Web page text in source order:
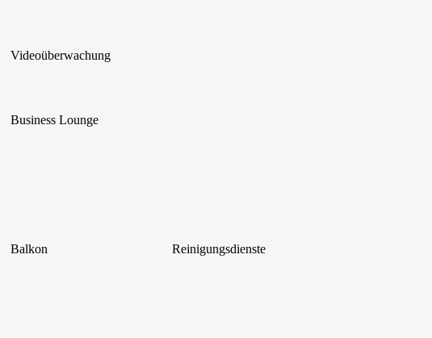
Videoüberwachung
Business Lounge
Balkon Reinigungsdienste